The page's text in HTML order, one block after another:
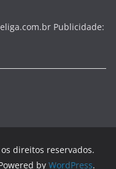
Publicidade:
os direitos reservados.
by WordPress.